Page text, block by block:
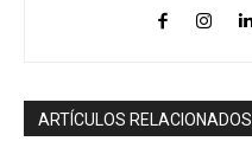
ARTÍCULOS RELACIONADOS